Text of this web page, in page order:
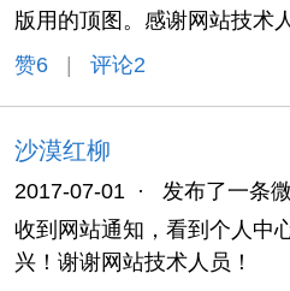
版用的顶图。感谢网站技术
赞6 评论2
沙漠红柳
2017-07-01 ·
发布了一条
收到网站通知，看到个人中
兴！谢谢网站技术人员！